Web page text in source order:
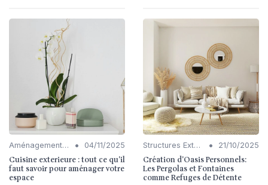
Aménagement de Jardins et Terrasses • 04/11/2025
Cuisine exterieure : tout ce qu'il
faut savoir pour aménager votre
espace
Structures Extérieures (Pergolas, Fontaines) • 21/10/2025
Création d'Oasis Personnels:
Les Pergolas et Fontaines
comme Refuges de Détente